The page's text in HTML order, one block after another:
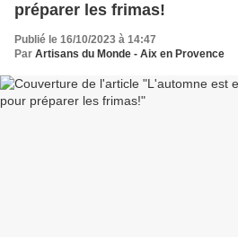
préparer les frimas!
Publié le 16/10/2023 à 14:47
Par Artisans du Monde - Aix en Provence